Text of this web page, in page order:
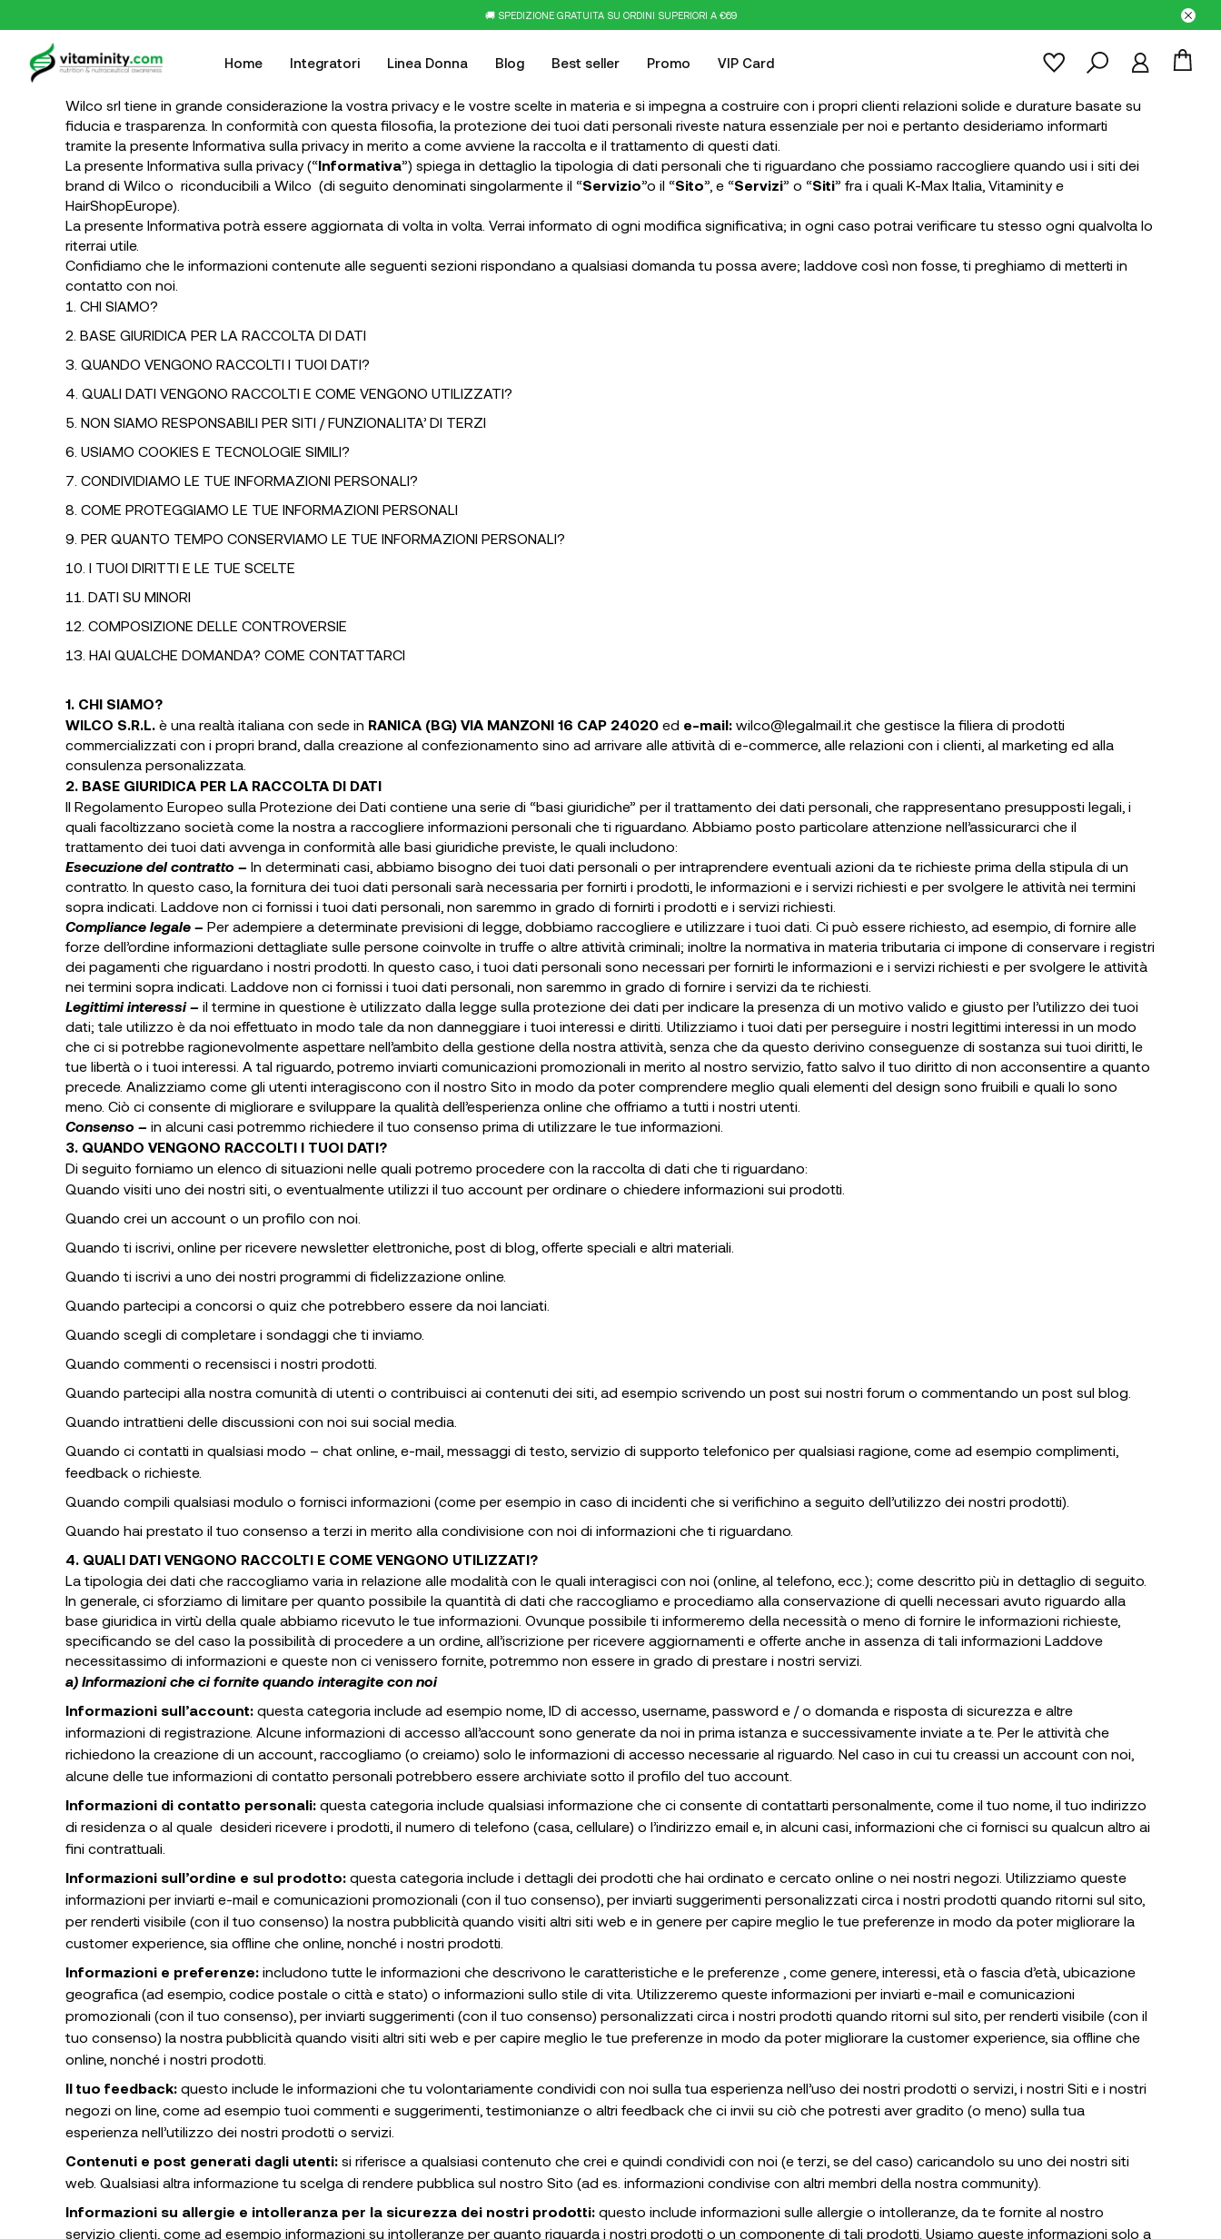
🚚 SPEDIZIONE GRATUITA SU ORDINI SUPERIORI A €69
Home Integratori Linea Donna Blog Best seller Promo VIP Card
Wilco srl tiene in grande considerazione la vostra privacy e le vostre scelte in materia e si impegna a costruire con i propri clienti relazioni solide e durature basate su
fiducia e trasparenza. In conformità con questa filosofia, la protezione dei tuoi dati personali riveste natura essenziale per noi e pertanto desideriamo informarti
tramite la presente Informativa sulla privacy in merito a come avviene la raccolta e il trattamento di questi dati.
La presente Informativa sulla privacy (“Informativa”) spiega in dettaglio la tipologia di dati personali che ti riguardano che possiamo raccogliere quando usi i siti dei
brand di Wilco o riconducibili a Wilco (di seguito denominati singolarmente il “Servizio”o il “Sito”, e “Servizi” o “Siti” fra i quali K-Max Italia, Vitaminity e
HairShopEurope).
La presente Informativa potrà essere aggiornata di volta in volta. Verrai informato di ogni modifica significativa; in ogni caso potrai verificare tu stesso ogni qualvolta lo
riterrai utile.
Confidiamo che le informazioni contenute alle seguenti sezioni rispondano a qualsiasi domanda tu possa avere; laddove così non fosse, ti preghiamo di metterti in
contatto con noi.
CHI SIAMO?
BASE GIURIDICA PER LA RACCOLTA DI DATI
QUANDO VENGONO RACCOLTI I TUOI DATI?
QUALI DATI VENGONO RACCOLTI E COME VENGONO UTILIZZATI?
NON SIAMO RESPONSABILI PER SITI / FUNZIONALITA’ DI TERZI
USIAMO COOKIES E TECNOLOGIE SIMILI?
CONDIVIDIAMO LE TUE INFORMAZIONI PERSONALI?
COME PROTEGGIAMO LE TUE INFORMAZIONI PERSONALI
PER QUANTO TEMPO CONSERVIAMO LE TUE INFORMAZIONI PERSONALI?
I TUOI DIRITTI E LE TUE SCELTE
DATI SU MINORI
COMPOSIZIONE DELLE CONTROVERSIE
HAI QUALCHE DOMANDA? COME CONTATTARCI
1. CHI SIAMO?
WILCO S.R.L. è una realtà italiana con sede in RANICA (BG) VIA MANZONI 16 CAP 24020 ed e-mail: wilco@legalmail.it che gestisce la filiera di prodotti
commercializzati con i propri brand, dalla creazione al confezionamento sino ad arrivare alle attività di e-commerce, alle relazioni con i clienti, al marketing ed alla
consulenza personalizzata.
2. BASE GIURIDICA PER LA RACCOLTA DI DATI
Il Regolamento Europeo sulla Protezione dei Dati contiene una serie di “basi giuridiche” per il trattamento dei dati personali, che rappresentano presupposti legali, i
quali facoltizzano società come la nostra a raccogliere informazioni personali che ti riguardano. Abbiamo posto particolare attenzione nell’assicurarci che il
trattamento dei tuoi dati avvenga in conformità alle basi giuridiche previste, le quali includono:
Esecuzione del contratto – In determinati casi, abbiamo bisogno dei tuoi dati personali o per intraprendere eventuali azioni da te richieste prima della stipula di un
contratto. In questo caso, la fornitura dei tuoi dati personali sarà necessaria per fornirti i prodotti, le informazioni e i servizi richiesti e per svolgere le attività nei termini
sopra indicati. Laddove non ci fornissi i tuoi dati personali, non saremmo in grado di fornirti i prodotti e i servizi richiesti.
Compliance legale – Per adempiere a determinate previsioni di legge, dobbiamo raccogliere e utilizzare i tuoi dati. Ci può essere richiesto, ad esempio, di fornire alle
forze dell’ordine informazioni dettagliate sulle persone coinvolte in truffe o altre attività criminali; inoltre la normativa in materia tributaria ci impone di conservare i registri
dei pagamenti che riguardano i nostri prodotti. In questo caso, i tuoi dati personali sono necessari per fornirti le informazioni e i servizi richiesti e per svolgere le attività
nei termini sopra indicati. Laddove non ci fornissi i tuoi dati personali, non saremmo in grado di fornire i servizi da te richiesti.
Legittimi interessi – il termine in questione è utilizzato dalla legge sulla protezione dei dati per indicare la presenza di un motivo valido e giusto per l’utilizzo dei tuoi
dati; tale utilizzo è da noi effettuato in modo tale da non danneggiare i tuoi interessi e diritti. Utilizziamo i tuoi dati per perseguire i nostri legittimi interessi in un modo
che ci si potrebbe ragionevolmente aspettare nell’ambito della gestione della nostra attività, senza che da questo derivino conseguenze di sostanza sui tuoi diritti, le
tue libertà o i tuoi interessi. A tal riguardo, potremo inviarti comunicazioni promozionali in merito al nostro servizio, fatto salvo il tuo diritto di non acconsentire a quanto
precede. Analizziamo come gli utenti interagiscono con il nostro Sito in modo da poter comprendere meglio quali elementi del design sono fruibili e quali lo sono
meno. Ciò ci consente di migliorare e sviluppare la qualità dell’esperienza online che offriamo a tutti i nostri utenti.
Consenso – in alcuni casi potremmo richiedere il tuo consenso prima di utilizzare le tue informazioni.
3. QUANDO VENGONO RACCOLTI I TUOI DATI?
Di seguito forniamo un elenco di situazioni nelle quali potremo procedere con la raccolta di dati che ti riguardano:
Quando visiti uno dei nostri siti, o eventualmente utilizzi il tuo account per ordinare o chiedere informazioni sui prodotti.
Quando crei un account o un profilo con noi.
Quando ti iscrivi, online per ricevere newsletter elettroniche, post di blog, offerte speciali e altri materiali.
Quando ti iscrivi a uno dei nostri programmi di fidelizzazione online.
Quando partecipi a concorsi o quiz che potrebbero essere da noi lanciati.
Quando scegli di completare i sondaggi che ti inviamo.
Quando commenti o recensisci i nostri prodotti.
Quando partecipi alla nostra comunità di utenti o contribuisci ai contenuti dei siti, ad esempio scrivendo un post sui nostri forum o commentando un post sul blog.
Quando intrattieni delle discussioni con noi sui social media.
Quando ci contatti in qualsiasi modo – chat online, e-mail, messaggi di testo, servizio di supporto telefonico per qualsiasi ragione, come ad esempio complimenti,
feedback o richieste.
Quando compili qualsiasi modulo o fornisci informazioni (come per esempio in caso di incidenti che si verifichino a seguito dell’utilizzo dei nostri prodotti).
Quando hai prestato il tuo consenso a terzi in merito alla condivisione con noi di informazioni che ti riguardano.
4. QUALI DATI VENGONO RACCOLTI E COME VENGONO UTILIZZATI?
La tipologia dei dati che raccogliamo varia in relazione alle modalità con le quali interagisci con noi (online, al telefono, ecc.); come descritto più in dettaglio di seguito.
In generale, ci sforziamo di limitare per quanto possibile la quantità di dati che raccogliamo e procediamo alla conservazione di quelli necessari avuto riguardo alla
base giuridica in virtù della quale abbiamo ricevuto le tue informazioni. Ovunque possibile ti informeremo della necessità o meno di fornire le informazioni richieste,
specificando se del caso la possibilità di procedere a un ordine, all’iscrizione per ricevere aggiornamenti e offerte anche in assenza di tali informazioni Laddove
necessitassimo di informazioni e queste non ci venissero fornite, potremmo non essere in grado di prestare i nostri servizi.
a) Informazioni che ci fornite quando interagite con noi
Informazioni sull’account: questa categoria include ad esempio nome, ID di accesso, username, password e / o domanda e risposta di sicurezza e altre
informazioni di registrazione. Alcune informazioni di accesso all’account sono generate da noi in prima istanza e successivamente inviate a te. Per le attività che
richiedono la creazione di un account, raccogliamo (o creiamo) solo le informazioni di accesso necessarie al riguardo. Nel caso in cui tu creassi un account con noi,
alcune delle tue informazioni di contatto personali potrebbero essere archiviate sotto il profilo del tuo account.
Informazioni di contatto personali: questa categoria include qualsiasi informazione che ci consente di contattarti personalmente, come il tuo nome, il tuo indirizzo
di residenza o al quale desideri ricevere i prodotti, il numero di telefono (casa, cellulare) o l’indirizzo email e, in alcuni casi, informazioni che ci fornisci su qualcun altro ai
fini contrattuali.
Informazioni sull’ordine e sul prodotto: questa categoria include i dettagli dei prodotti che hai ordinato e cercato online o nei nostri negozi. Utilizziamo queste
informazioni per inviarti e-mail e comunicazioni promozionali (con il tuo consenso), per inviarti suggerimenti personalizzati circa i nostri prodotti quando ritorni sul sito,
per renderti visibile (con il tuo consenso) la nostra pubblicità quando visiti altri siti web e in genere per capire meglio le tue preferenze in modo da poter migliorare la
customer experience, sia offline che online, nonché i nostri prodotti.
Informazioni e preferenze: includono tutte le informazioni che descrivono le caratteristiche e le preferenze , come genere, interessi, età o fascia d’età, ubicazione
geografica (ad esempio, codice postale o città e stato) o informazioni sullo stile di vita. Utilizzeremo queste informazioni per inviarti e-mail e comunicazioni
promozionali (con il tuo consenso), per inviarti suggerimenti (con il tuo consenso) personalizzati circa i nostri prodotti quando ritorni sul sito, per renderti visibile (con il
tuo consenso) la nostra pubblicità quando visiti altri siti web e per capire meglio le tue preferenze in modo da poter migliorare la customer experience, sia offline che
online, nonché i nostri prodotti.
Il tuo feedback: questo include le informazioni che tu volontariamente condividi con noi sulla tua esperienza nell’uso dei nostri prodotti o servizi, i nostri Siti e i nostri
negozi on line, come ad esempio tuoi commenti e suggerimenti, testimonianze o altri feedback che ci invii su ciò che potresti aver gradito (o meno) sulla tua
esperienza nell’utilizzo dei nostri prodotti o servizi.
Contenuti e post generati dagli utenti: si riferisce a qualsiasi contenuto che crei e quindi condividi con noi (e terzi, se del caso) caricandolo su uno dei nostri siti
web. Qualsiasi altra informazione tu scelga di rendere pubblica sul nostro Sito (ad es. informazioni condivise con altri membri della nostra community).
Informazioni su allergie e intolleranza per la sicurezza dei nostri prodotti: questo include informazioni sulle allergie o intolleranze, da te fornite al nostro
servizio clienti, come ad esempio informazioni su intolleranze per quanto riguarda i nostri prodotti o un componente di tali prodotti. Usiamo queste informazioni solo a